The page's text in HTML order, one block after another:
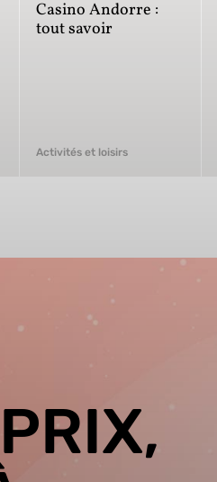
Casino Andorre :
tout savoir
Activités et loisirs